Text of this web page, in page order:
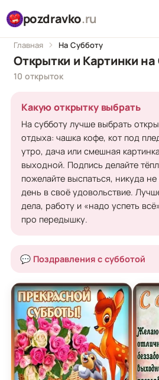
pozdravko.ru
Главная На Субботу
Открытки и Картинки
10 открыток
Какую открытку выбрать
На субботу лучше выбрать
отдыха: чашка кофе, кот под
утро, дача или смешная
выходной. Подпись делайте
пожелайте выспаться, никуда
день в своё удовольствие.
дела, работу и «надо успеть
про передышку.
💬 Поздравления с субботой